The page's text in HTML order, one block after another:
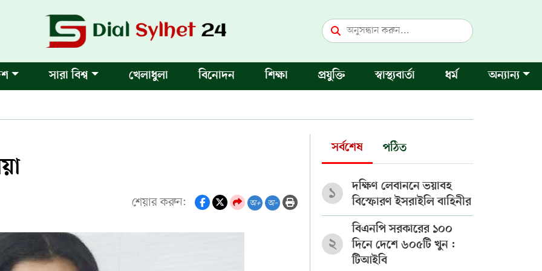
সারা বিশ্ব খেলাধুলা বিনোদন শিক্ষা প্রযুক্তি স্বাস্থ্যবার্তা ধর্ম অন্যান্য
শেয়ার করুন: অ+ অ-
সর্বশেষ পঠিত
১
দক্ষিণ লেবাননে ভয়াবহ
বিস্ফোরণ ইসরাইলি বাহিনীর
২
বিএনপি সরকারের ১০০
দিনে দেশে ৬০৫টি খুন :
টিআইবি